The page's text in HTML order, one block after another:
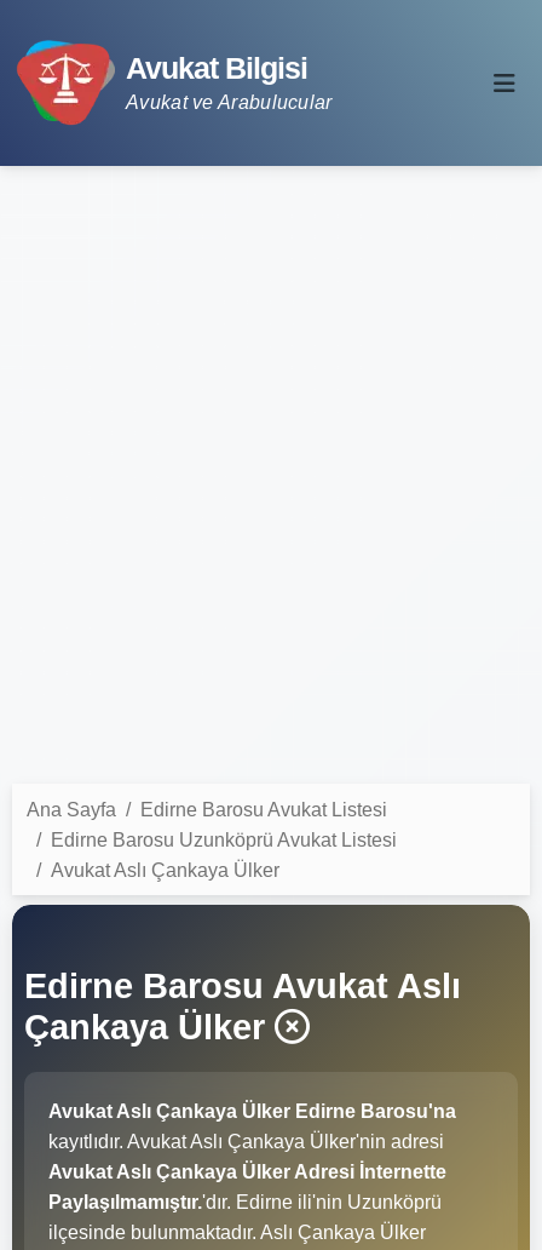
Avukat Bilgisi
Avukat ve Arabulucular
Ana Sayfa
Edirne Barosu Avukat Listesi
Edirne Barosu Uzunköprü Avukat Listesi
Avukat Aslı Çankaya Ülker
Edirne Barosu Avukat Aslı
Çankaya Ülker
Avukat Aslı Çankaya Ülker Edirne Barosu'na
kayıtlıdır. Avukat Aslı Çankaya Ülker'nin adresi
Avukat Aslı Çankaya Ülker Adresi İnternette
Paylaşılmamıştır.'dır. Edirne ili'nin Uzunköprü
ilçesinde bulunmaktadır. Aslı Çankaya Ülker